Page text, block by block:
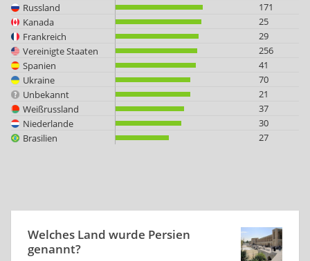
Russland
171
Kanada
25
Frankreich
29
Vereinigte Staaten
256
Spanien
41
Ukraine
70
Unbekannt
21
Weißrussland
37
Niederlande
30
Brasilien
27
Welches Land wurde Persien
genannt?